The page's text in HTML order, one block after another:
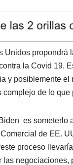
Unidos propondrá
la Covid 19.
y posiblemente el
complejo de lo que
es someterlo
de EE.
proceso